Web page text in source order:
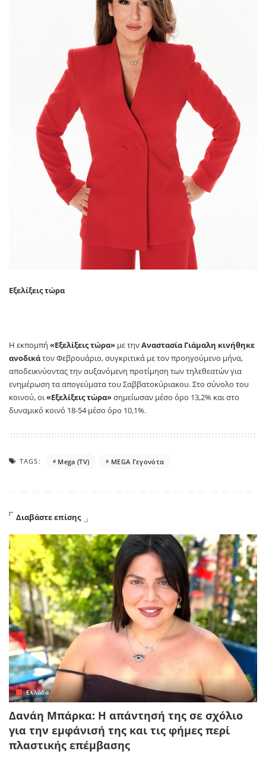
Εξελίξεις τώρα
Η εκπομπή «Εξελίξεις τώρα» με τηνΑναστασία Γιάμαλη κινήθηκε
ανοδικάτον Φεβρουάριο, συγκριτικά με τον προηγούμενο μήνα,
αποδεικνύοντας την αυξανόμενη προτίμηση των τηλεθεατών για
ενημέρωση τα απογεύματα του Σαββατοκύριακου. Στο σύνολο του
κοινού, οι«Εξελίξεις τώρα»σημείωσαν μέσο όρο 13,2% και στο
δυναμικό κοινό 18-54 μέσο όρο 10,1%.
TAGS: Mega (TV) MEGA Γεγονότα
Διαβάστε επίσης
Ελλάδα
Δανάη Μπάρκα: Η απάντησή της σε σχόλιο
για την εμφάνισή της και τις φήμες περί
πλαστικής επέμβασης